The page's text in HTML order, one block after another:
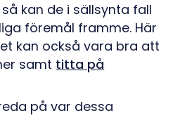
kan de i sällsynta fall
föremål framme. Här
kan också vara bra att
samt titta på
på var dessa